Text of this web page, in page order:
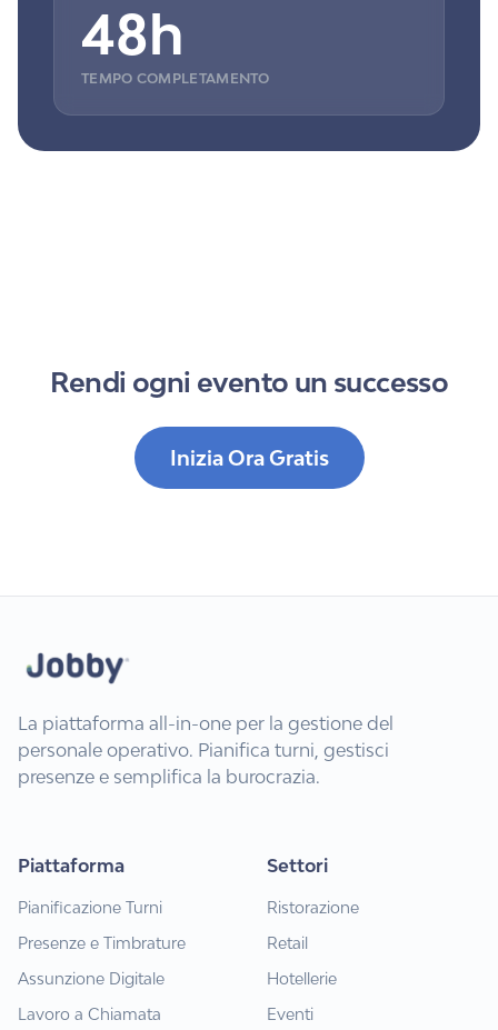
48h
TEMPO COMPLETAMENTO
Rendi ogni evento un successo
Inizia Ora Gratis
La piattaforma all-in-one per la gestione del
personale operativo. Pianifica turni, gestisci
presenze e semplifica la burocrazia.
Piattaforma
Pianificazione Turni
Presenze e Timbrature
Assunzione Digitale
Lavoro a Chiamata
Settori
Ristorazione
Retail
Hotellerie
Eventi